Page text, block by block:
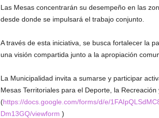
Las Mesas concentrarán su desempeño en las
desde donde se impulsará el trabajo conjunto.
A través de esta iniciativa, se busca fortalecer la
una visión compartida junto a la apropiación
La Municipalidad invita a sumarse y participar
Mesas Territoriales para el Deporte, la Recreación
(https://docs.google.com/forms/d/e/
Dm13GQ/viewform )